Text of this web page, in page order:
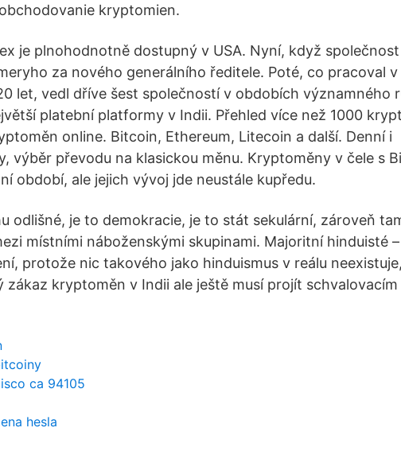
kryptomien.
je plnohodnotně dostupný v USA. Nyní, když
za nového generálního ředitele. Poté, co pracoval
let, vedl dříve šest společností v obdobích významného
platební platformy v Indii. Přehled více než 1000
online. Bitcoin, Ethereum, Litecoin a další. Denní i
výběr převodu na klasickou měnu. Kryptoměny v čele s
období, ale jejich vývoj jde neustále kupředu.
odlišné, je to demokracie, je to stát sekulární, zároveň
místními náboženskými skupinami. Majoritní hinduisté
protože nic takového jako hinduismus v reálu
zákaz kryptoměn v Indii ale ještě musí projít schvalovacím
ca 94105
hesla